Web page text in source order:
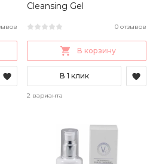
Cleansing Gel
0 отзывов
В корзину
В 1 клик
2 варианта